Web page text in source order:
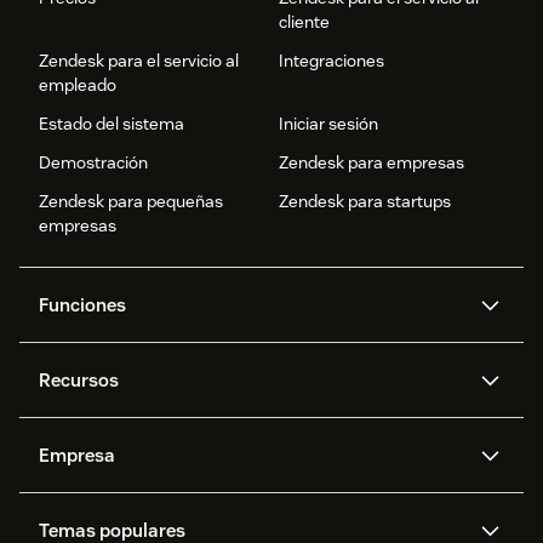
cliente
Zendesk para el servicio al
empleado
Integraciones
Estado del sistema
Iniciar sesión
Demostración
Zendesk para empresas
Zendesk para pequeñas
empresas
Zendesk para startups
Funciones
IA de Zendesk
datos avanzadas
Gestión de tickets
Voz
Foros de la comunidad
Recursos
API y programadores
Empresa
Temas populares